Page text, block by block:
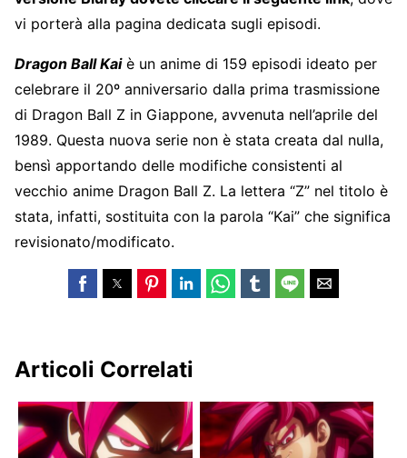
vi porterà alla pagina dedicata sugli episodi.
Dragon Ball Kaiè un anime di 159 episodi ideato per
celebrare il 20º anniversario dalla prima trasmissione
di Dragon Ball Z in Giappone, avvenuta nell’aprile del
1989. Questa nuova serie non è stata creata dal nulla,
bensì apportando delle modifiche consistenti al
vecchio anime Dragon Ball Z. La lettera “Z” nel titolo è
stata, infatti, sostituita con la parola “Kai” che significa
revisionato/modificato.
Articoli Correlati